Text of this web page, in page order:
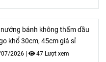
bánh không thấm dầu
khổ 30cm, 45cm giá sỉ
2026 | 47 Lượt xem